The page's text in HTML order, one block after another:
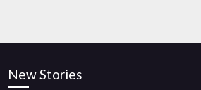
New Stories